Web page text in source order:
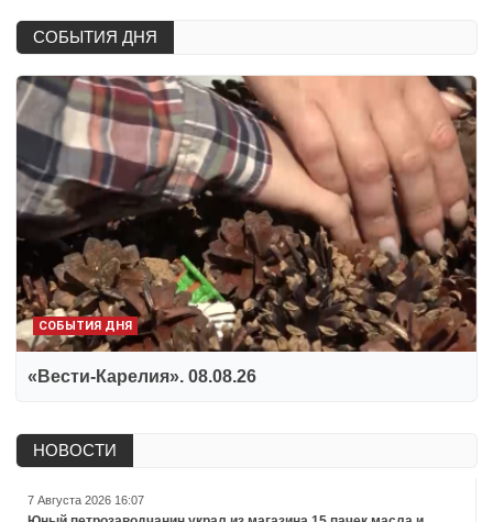
СОБЫТИЯ ДНЯ
СОБЫТИЯ ДНЯ
«Вести-Карелия». 08.08.26
НОВОСТИ
7 Августа 2026 16:07